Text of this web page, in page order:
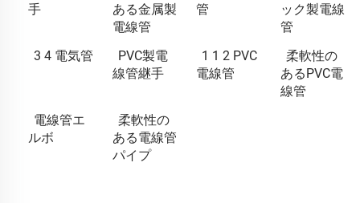
手
ある金属製
電線管
管
ック製電線
管
3 4 電気管
PVC製電
線管継手
1 1 2 PVC
電線管
柔軟性の
あるPVC電
線管
電線管エ
ルボ
柔軟性の
ある電線管
パイプ